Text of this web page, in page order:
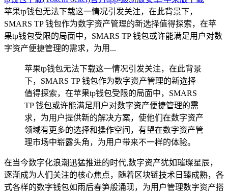
苹果tp钱包无法下载这一情况引发关注，在此背景下，
SMARS TP 钱包作为数字资产管理的新选择值得探索，在苹
果tp钱包受限的局面中，SMARS TP 钱包或许能满足用户对数
字资产便捷管理的需求，为用...
苹果tp钱包无法下载这一情况引发关注，在此背景
下，SMARS TP 钱包作为数字资产管理的新选择
值得探索，在苹果tp钱包受限的局面中，SMARS
TP 钱包或许能满足用户对数字资产便捷管理的需
求，为用户提供新的解决方案，使他们在数字资产
领域有更多的选择和操作空间，有望在数字资产管
理市场中崭露头角，为用户带来不一样的体验。
在当今数字化浪潮迅猛推进的时代,数字资产犹如璀璨星辰，
逐渐成为人们关注的核心焦点，随着区块链技术日臻成熟，各
式各样的数字钱包如雨后春笋般涌现，为用户管理数字资产搭